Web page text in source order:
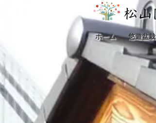
ホーム 悠遊盆栽